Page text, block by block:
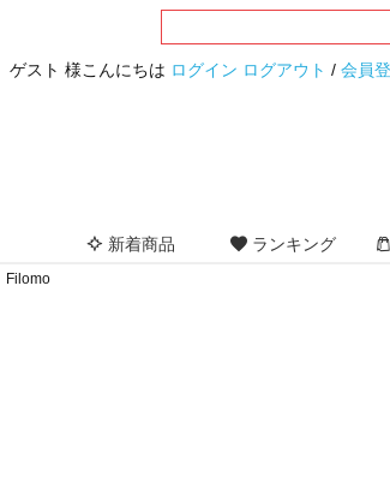
ゲスト 様こんにちは ログイン ログアウト / 会員
新着商品 ランキング
Filomo